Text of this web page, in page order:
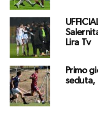
Lira Tv
Primo
seduta,